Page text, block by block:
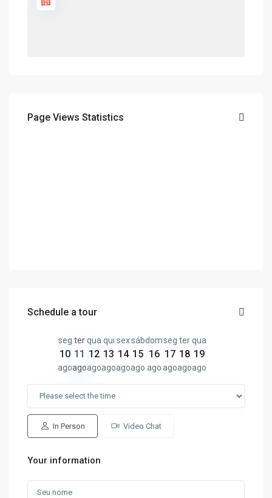
Page Views Statistics
Schedule a tour
seg
10
ago
ter
11
ago
qua
12
ago
qui
13
ago
sex
14
ago
sáb
15
ago
dom
16
ago
seg
17
ago
ter
18
ago
qua
19
ago
In Person Video Chat
Your information